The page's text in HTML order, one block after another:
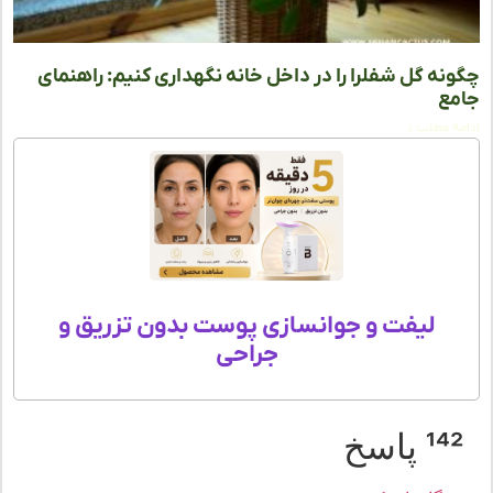
گل شفلرا را در داخل خانه نگهداری کنیم: راهنمای
مطلب »
لیفت و جوانسازی پوست بدون تزریق و
جراحی
پاسخ